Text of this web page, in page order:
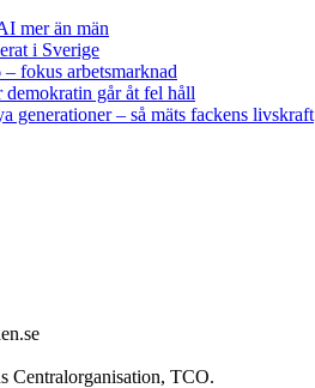
mer än män
i Sverige
fokus arbetsmarknad
går åt fel håll
generationer – så mäts fackens livskraft
Centralorganisation, TCO.